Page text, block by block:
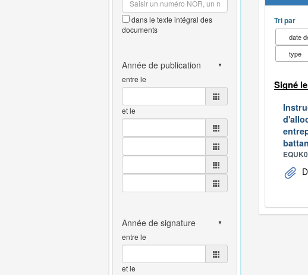
dans le texte intégral des
documents
entre le
et le
entre le
et le
Tri par
date
type
Signé